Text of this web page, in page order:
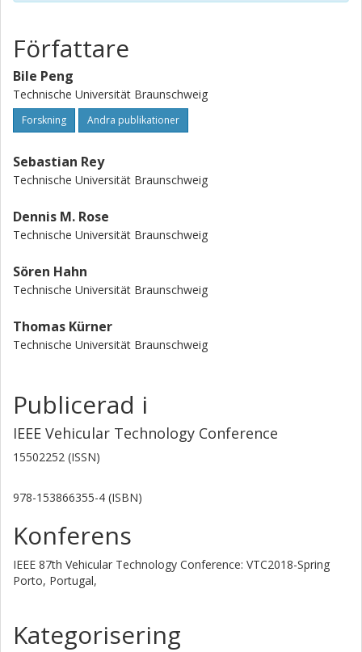
Författare
Bile Peng
Technische Universität Braunschweig
Forskning Andra publikationer
Sebastian Rey
Technische Universität Braunschweig
Dennis M. Rose
Technische Universität Braunschweig
Sören Hahn
Technische Universität Braunschweig
Thomas Kürner
Technische Universität Braunschweig
Publicerad i
IEEE Vehicular Technology Conference
15502252 (ISSN)
978-153866355-4 (ISBN)
Konferens
IEEE 87th Vehicular Technology Conference: VTC2018-Spring
Porto, Portugal,
Kategorisering